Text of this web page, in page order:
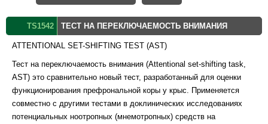
TS1542 ТЕСТ НА ПЕРЕКЛЮЧАЕМОСТЬ ВНИМАНИЯ
ATTENTIONAL SET-SHIFTING TEST (AST)
Тест на переключаемость внимания (Attentional set-shifting task,
AST) это сравнительно новый тест, разработанный для оценки
функционирования префрональной коры у крыс. Применяется
совместно с другими тестами в доклинических исследованиях
потенциальных ноотропных (мнемотропных) средств на